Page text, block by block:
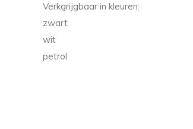
Verkgrijgbaar in kleuren:
zwart
wit
petrol